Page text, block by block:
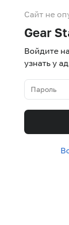
Сайт не
Gear
Войдите
узнать у